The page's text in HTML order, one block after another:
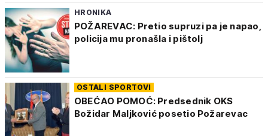
HRONIKA
POŽAREVAC: Pretio supruzi pa je napao,
policija mu pronašla i pištolj
OSTALI SPORTOVI
OBEĆAO POMOĆ: Predsednik OKS
Božidar Maljković posetio Požarevac